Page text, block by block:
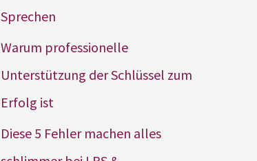
Sprechen
Warum professionelle
Unterstützung der Schlüssel zum
Erfolg ist
Diese 5 Fehler machen alles